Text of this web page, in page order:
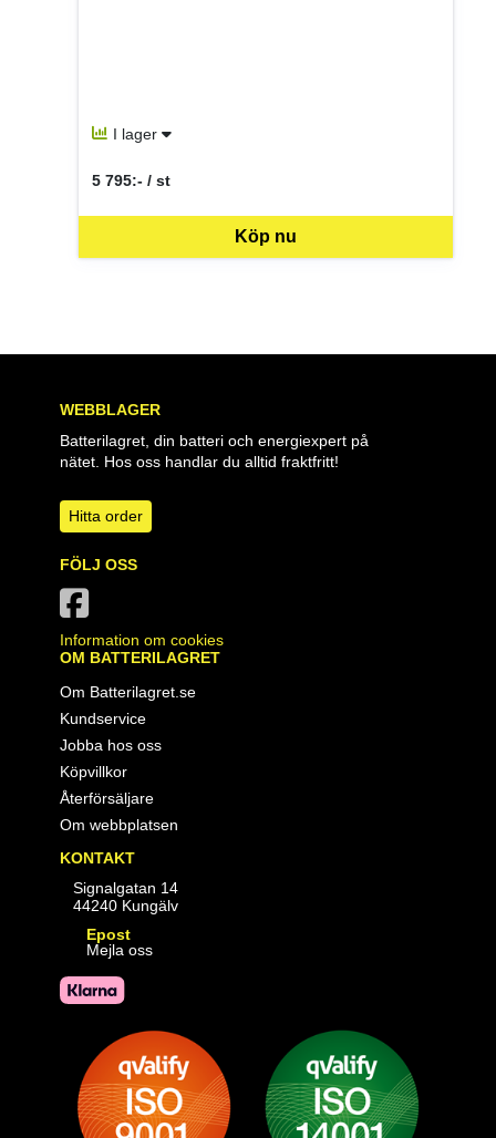
I lager
Köp nu
5 795:- / st
SEK per ST
WEBBLAGER
Batterilagret, din batteri och energiexpert på
nätet. Hos oss handlar du alltid fraktfritt!
Hitta order
FÖLJ OSS
Information om cookies
OM BATTERILAGRET
Om Batterilagret.se
Kundservice
Jobba hos oss
Köpvillkor
Återförsäljare
Om webbplatsen
KONTAKT
Signalgatan 14
44240 Kungälv
Epost
Mejla oss